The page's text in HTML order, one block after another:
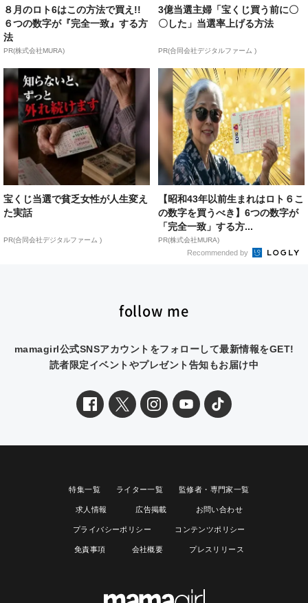
８月のロト6はこの方法で買え!!
６つの数字が『完全一致』する方
法
PR(株式会社MURA)
3億当選主婦「宝くじ買う前に〇
〇した」当選率上げる方法
PR(合同会社デジタルファーム )
宝くじ当選で貧乏女性が人生変え
た実話
PR(合同会社デジタルファーム )
【昭和43年以前生まれはロト６こ
の数字を買うべき】6つの数字が
「完全一致」する方...
PR(株式会社MURA)
Recommended by
follow me
mamagirl公式SNSアカウントをフォローして最新情報をGET!
読者限定イベントやプレゼント告知もお届け中
特集一覧 ライター一覧 監修者・専門家一覧
求人情報 広告掲載 お問い合わせ
プライバシーポリシー コンテンツポリシー
免責事項 会社概要 プレスリリース